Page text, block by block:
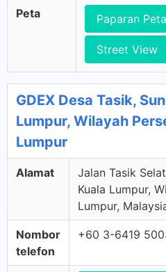
Peta Paparan Peta
Street View
GDEX Desa Tasik,
Lumpur, Wilayah
Lumpur
Alamat
Jalan Tasik
Kuala Lumpur,
Lumpur,
Nombor
telefon
+60 3-6419